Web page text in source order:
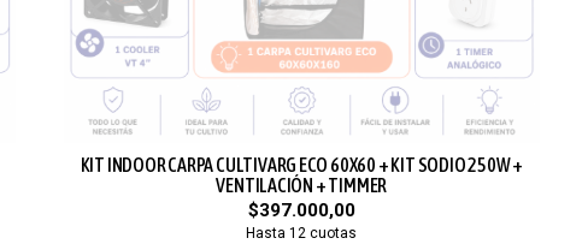
KIT INDOOR CARPA CULTIVARG ECO 60X60 + KIT SODIO 250W +
VENTILACIÓN + TIMMER
$397.000,00
Hasta 12 cuotas